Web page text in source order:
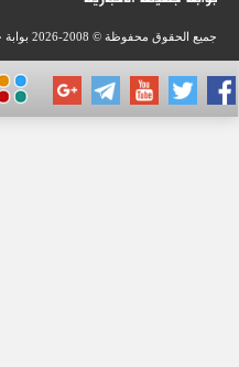
محفوظة © 2008-2026 بوابة جهينة الاخبارية